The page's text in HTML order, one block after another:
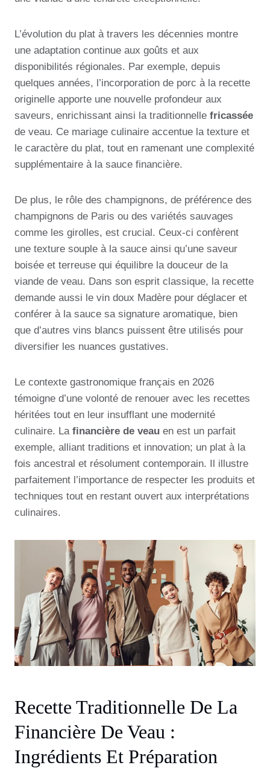
L’évolution du plat à travers les décennies montre
une adaptation continue aux goûts et aux
disponibilités régionales. Par exemple, depuis
quelques années, l’incorporation de porc à la recette
originelle apporte une nouvelle profondeur aux
saveurs, enrichissant ainsi la traditionnelle fricassée
de veau. Ce mariage culinaire accentue la texture et
le caractère du plat, tout en ramenant une complexité
supplémentaire à la sauce financière.
De plus, le rôle des champignons, de préférence des
champignons de Paris ou des variétés sauvages
comme les girolles, est crucial. Ceux-ci confèrent
une texture souple à la sauce ainsi qu’une saveur
boisée et terreuse qui équilibre la douceur de la
viande de veau. Dans son esprit classique, la recette
demande aussi le vin doux Madère pour déglacer et
conférer à la sauce sa signature aromatique, bien
que d’autres vins blancs puissent être utilisés pour
diversifier les nuances gustatives.
Le contexte gastronomique français en 2026
témoigne d’une volonté de renouer avec les recettes
héritées tout en leur insufflant une modernité
culinaire. La financière de veau en est un parfait
exemple, alliant traditions et innovation; un plat à la
fois ancestral et résolument contemporain. Il illustre
parfaitement l’importance de respecter les produits et
techniques tout en restant ouvert aux interprétations
culinaires.
Recette Traditionnelle De La
Financière De Veau :
Ingrédients Et Préparation